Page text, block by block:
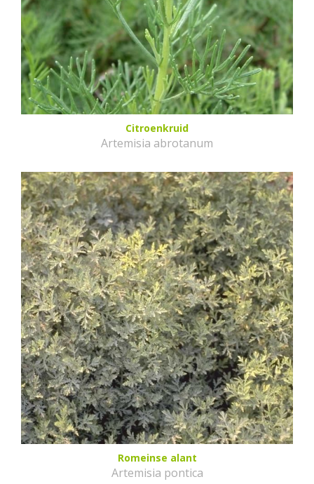
Citroenkruid
Artemisia abrotanum
Romeinse alant
Artemisia pontica